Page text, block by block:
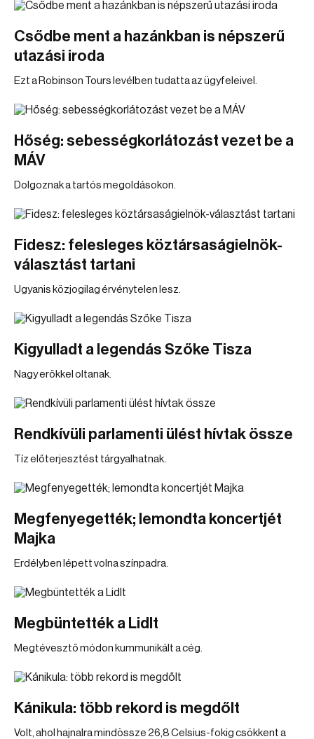
Csődbe ment a hazánkban is népszerű
utazási iroda
Ezt a Robinson Tours levélben tudatta az ügyfeleivel.
Hőség: sebességkorlátozást vezet be a
MÁV
Dolgoznak a tartós megoldásokon.
Fidesz: felesleges köztársaságielnök-
választást tartani
Ugyanis közjogilag érvénytelen lesz.
Kigyulladt a legendás Szőke Tisza
Nagy erőkkel oltanak.
Rendkívüli parlamenti ülést hívtak össze
Tíz előterjesztést tárgyalhatnak.
Megfenyegették; lemondta koncertjét
Majka
Erdélyben lépett volna színpadra.
Megbüntették a Lidlt
Megtévesztő módon kummunikált a cég.
Kánikula: több rekord is megdőlt
Volt, ahol hajnalra mindössze 26,8 Celsius-fokig csökkent a